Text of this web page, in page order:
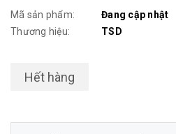
Mã sản phẩm:
Đang cập nhật
Thương hiệu:
TSD
Hết hàng